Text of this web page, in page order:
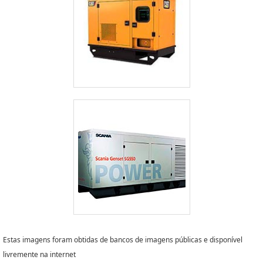
Estas imagens foram obtidas de bancos de imagens públicas e disponível
livremente na internet